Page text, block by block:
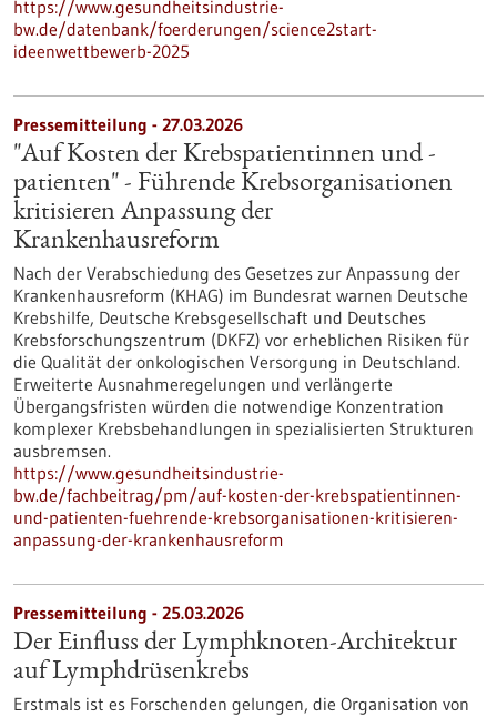
https://www.gesundheitsindustrie-
bw.de/datenbank/foerderungen/science2start-
ideenwettbewerb-2025
Pressemitteilung - 27.03.2026
"Auf Kosten der Krebspatientinnen und -
patienten" - Führende Krebsorganisationen
kritisieren Anpassung der
Krankenhausreform
Nach der Verabschiedung des Gesetzes zur Anpassung der
Krankenhausreform (KHAG) im Bundesrat warnen Deutsche
Krebshilfe, Deutsche Krebsgesellschaft und Deutsches
Krebsforschungszentrum (DKFZ) vor erheblichen Risiken für
die Qualität der onkologischen Versorgung in Deutschland.
Erweiterte Ausnahmeregelungen und verlängerte
Übergangsfristen würden die notwendige Konzentration
komplexer Krebsbehandlungen in spezialisierten Strukturen
ausbremsen.
https://www.gesundheitsindustrie-
bw.de/fachbeitrag/pm/auf-kosten-der-krebspatientinnen-
und-patienten-fuehrende-krebsorganisationen-kritisieren-
anpassung-der-krankenhausreform
Pressemitteilung - 25.03.2026
Der Einfluss der Lymphknoten-Architektur
auf Lymphdrüsenkrebs
Erstmals ist es Forschenden gelungen, die Organisation von